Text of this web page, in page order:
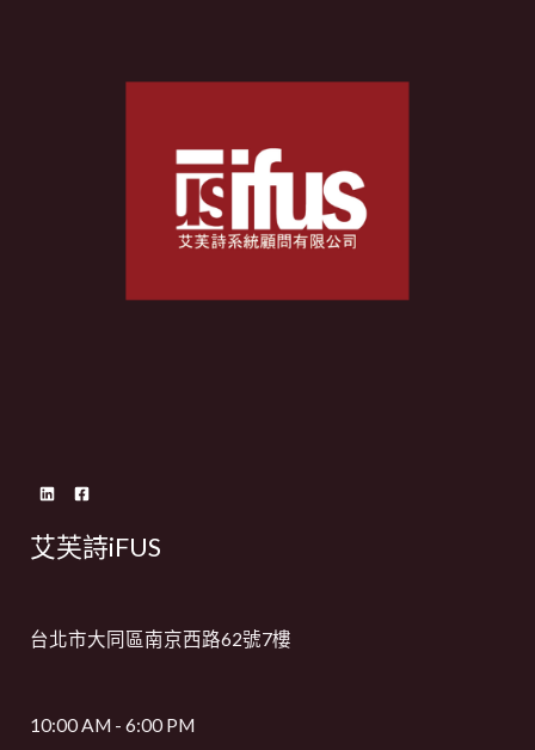
艾芙詩iFUS
台北市大同區南京西路62號7樓
10:00 AM - 6:00 PM